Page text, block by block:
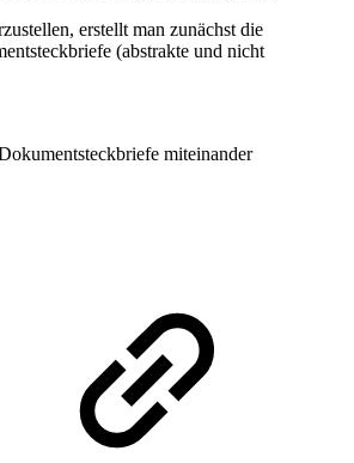
erstellt man zunächst die
(abstrakte und nicht
miteinander